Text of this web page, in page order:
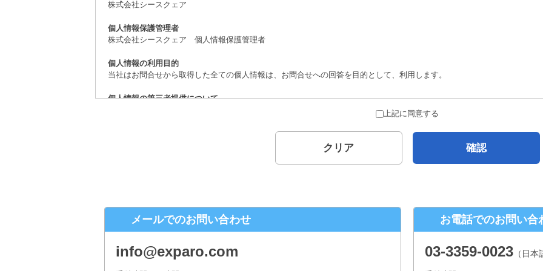
株式会社シースクェア
個人情報保護管理者
株式会社シースクェア 個人情報保護管理者
個人情報の利用目的
当社はお問合せから取得した全ての個人情報は、お問合せへの回答を目的として、利用します。
個人情報の第三者提供について
取得した個人情報は、法律上許されている場合を除き、ご本人の了解を得ることなく第三者に提供することはありません。
お問合せから取得した個人情報は委託することがありません。
株式会社シースクェア 個人情報お問合せ窓口
〒160-0023 東京都新宿区西新宿６丁目１２−１ パークウェストビル１３階
（受付時間は、平日9時～17時30分 但し、年末年始、夏季休暇は除きます。）
上記に同意する
クリア 確認
メールでのお問い合わせ
info@exparo.com
お電話でのお問い合
03-3359-0023 （日本